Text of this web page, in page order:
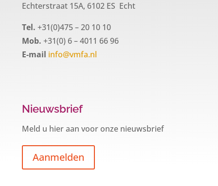
Echterstraat 15A, 6102 ES Echt
Tel. +31(0)475 – 20 10 10
Mob. +31(0) 6 – 4011 66 96
E-mail info@vmfa.nl
Nieuwsbrief
Meld u hier aan voor onze nieuwsbrief
Aanmelden